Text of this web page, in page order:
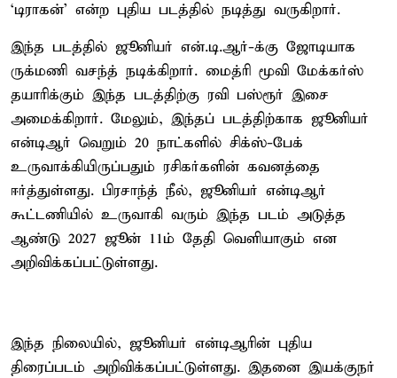
‘டிராகன்’ என்ற புதிய படத்தில் நடித்து வருகிறார்.
இந்த படத்தில் ஜூனியர் என்.டி.ஆர்-க்கு ஜோடியாக
ருக்மணி வசந்த் நடிக்கிறார். மைத்ரி மூவி மேக்கர்ஸ்
தயாரிக்கும் இந்த படத்திற்கு ரவி பஸ்ரூர் இசை
அமைக்கிறார். மேலும், இந்தப் படத்திற்காக ஜூனியர்
என்டிஆர் வெறும் 20 நாட்களில் சிக்ஸ்-பேக்
உருவாக்கியிருப்பதும் ரசிகர்களின் கவனத்தை
ஈர்த்துள்ளது. பிரசாந்த் நீல், ஜூனியர் என்டிஆர்
கூட்டணியில் உருவாகி வரும் இந்த படம் அடுத்த
ஆண்டு 2027 ஜூன் 11ம் தேதி வெளியாகும் என
அறிவிக்கப்பட்டுள்ளது.
இந்த நிலையில், ஜூனியர் என்டிஆரின் புதிய
திரைப்படம் அறிவிக்கப்பட்டுள்ளது. இதனை இயக்குநர்